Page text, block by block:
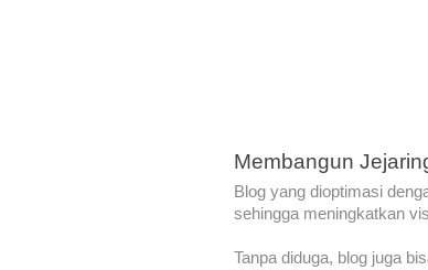
Membangun
Blog yang dioptimasi
sehingga meningkatkan
Tanpa diduga, blog juga